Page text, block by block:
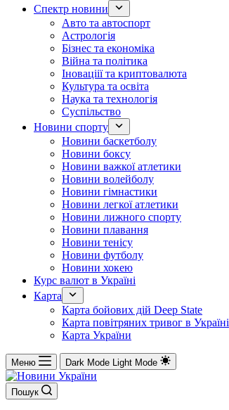
Спектр новини
Авто та автоспорт
Астрологія
Бізнес та економіка
Війна та політика
Іноваціії та криптовалюта
Культура та освіта
Наука та технологія
Суспільство
Новини спорту
Новини баскетболу
Новини боксу
Новини важкої атлетики
Новини волейболу
Новини гімнастики
Новини легкої атлетики
Новини лижного спорту
Новини плавання
Новини тенісу
Новини футболу
Новини хокею
Курс валют в Україні
Карта
Карта бойових дій Deep State
Карта повітряних тривог в Україні
Карта України
Меню Dark Mode Light Mode
Пошук